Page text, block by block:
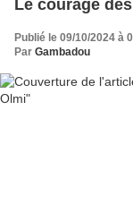
Le courage
Publié le 09/10/2024 à
Par Gambadou